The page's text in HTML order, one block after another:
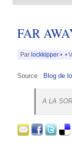
FAR
Par lockkipper • •
Source : Blog de
A LA